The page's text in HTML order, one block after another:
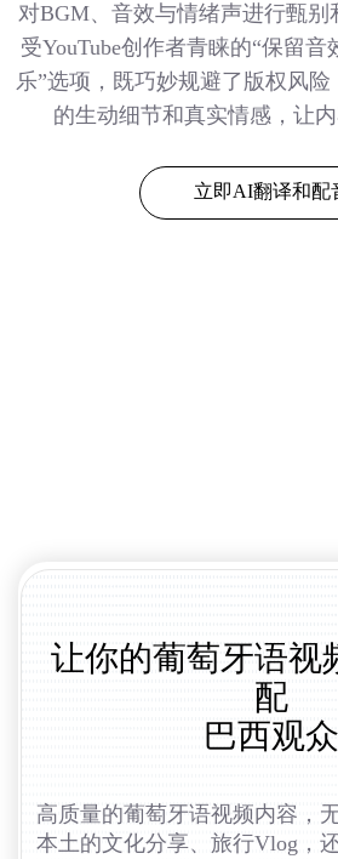
对BGM、音效与情绪声进行甄别
受YouTube创作者青睐的“保留
乐”选项，既巧妙规避了版权风
的生动细节和真实情感，让内
立即AI翻译和配
让你的葡萄牙语视
配
巴西观众
高质量的葡萄牙语视频内容，
本土的文化分享、旅行Vlog，